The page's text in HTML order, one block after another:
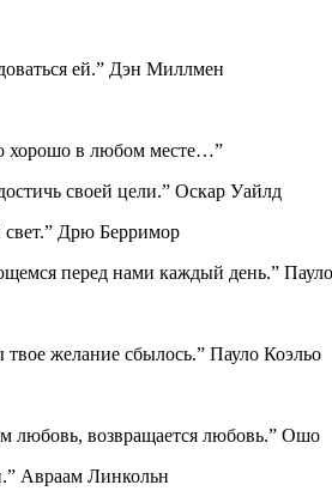
ей.” Дэн Миллмен
хорошо в любом месте…”
своей цели.” Оскар Уайлд
свет.” Дрю Берримор
перед нами каждый день.”
твое желание сбылось.” Пауло Коэльо
любовь, возвращается любовь.” Ошо
Авраам Линкольн